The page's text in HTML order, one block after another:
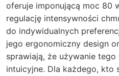
oferuje imponującą moc 80
regulację intensywności
do indywidualnych
jego ergonomiczny design
sprawiają, że używanie
intuicyjne. Dla każdego, kto